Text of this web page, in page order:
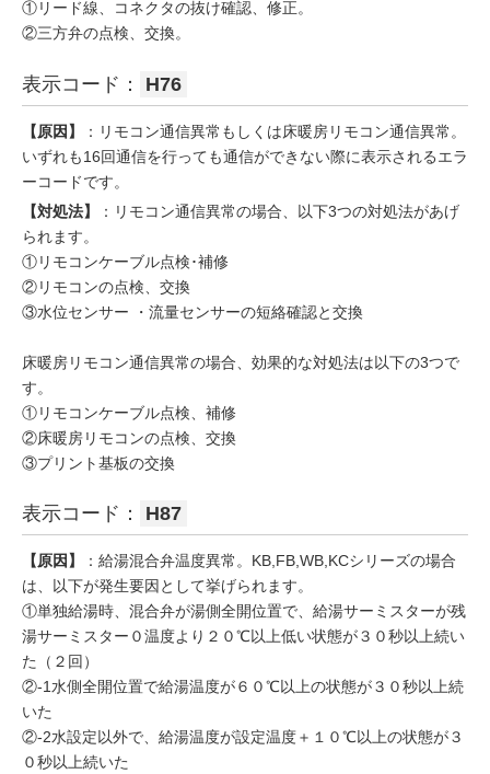
①リード線、コネクタの抜け確認、修正。
②三方弁の点検、交換。
表示コード： H76
【原因】
：リモコン通信異常もしくは床暖房リモコン通信異常。
いずれも16回通信を行っても通信ができない際に表示されるエラ
ーコードです。
【対処法】
：リモコン通信異常の場合、以下3つの対処法があげ
られます。
①リモコンケーブル点検･補修
②リモコンの点検、交換
③水位センサー ・流量センサーの短絡確認と交換
床暖房リモコン通信異常の場合、効果的な対処法は以下の3つで
す。
①リモコンケーブル点検、補修
②床暖房リモコンの点検、交換
③プリント基板の交換
表示コード： H87
【原因】
：給湯混合弁温度異常。KB,FB,WB,KCシリーズの場合
は、以下が発生要因として挙げられます。
①単独給湯時、混合弁が湯側全開位置で、給湯サーミスターが残
湯サーミスター０温度より２０℃以上低い状態が３０秒以上続い
た（２回）
②-1水側全開位置で給湯温度が６０℃以上の状態が３０秒以上続
いた
②-2水設定以外で、給湯温度が設定温度＋１０℃以上の状態が３
０秒以上続いた